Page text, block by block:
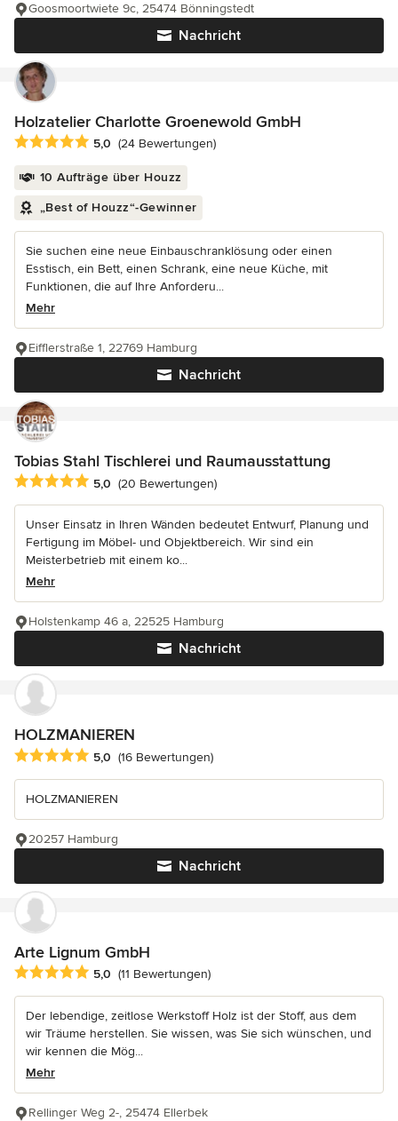
Nachricht
Goosmoortwiete 9c, 25474 Bönningstedt
Holzatelier Charlotte Groenewold GmbH
Durchschnittliche Bewertung: 5 von 5 Sternen
5,0 (24 Bewertungen)
10 Aufträge über Houzz
„Best of Houzz“-Gewinner
Sie suchen eine neue Einbauschranklösung oder einen
Esstisch, ein Bett, einen Schrank, eine neue Küche, mit
Funktionen, die auf Ihre Anforderu...
Mehr
Nachricht
Eifflerstraße 1, 22769 Hamburg
Tobias Stahl Tischlerei und Raumausstattung
Durchschnittliche Bewertung: 5 von 5 Sternen
5,0 (20 Bewertungen)
Unser Einsatz in Ihren Wänden bedeutet Entwurf, Planung und
Fertigung im Möbel- und Objektbereich. Wir sind ein
Meisterbetrieb mit einem ko...
Mehr
Nachricht
Holstenkamp 46 a, 22525 Hamburg
HOLZMANIEREN
Durchschnittliche Bewertung: 5 von 5 Sternen
5,0 (16 Bewertungen)
HOLZMANIEREN
Nachricht
20257 Hamburg
Arte Lignum GmbH
Durchschnittliche Bewertung: 5 von 5 Sternen
5,0 (11 Bewertungen)
Der lebendige, zeitlose Werkstoff Holz ist der Stoff, aus dem
wir Träume herstellen. Sie wissen, was Sie sich wünschen, und
wir kennen die Mög...
Mehr
Rellinger Weg 2-, 25474 Ellerbek